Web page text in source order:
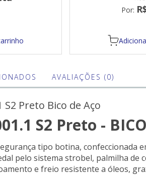
Por:
AVALIAÇÕES (0)
S2 Preto Bico de Aço
S2 Preto -
tipo botina, confeccionada
pelo sistema strobel, palmilha de
e freio resistente a óleos,